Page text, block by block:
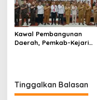
Kawal Pembangunan
Daerah, Pemkab-Kejari
Tinggalkan Balasan